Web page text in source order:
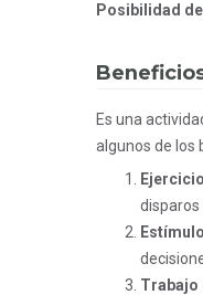
Posibilidad
Es una
algunos de los
disparos
Trabajo